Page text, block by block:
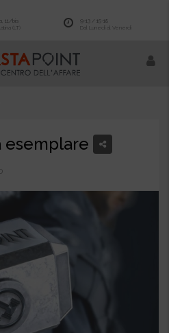
9-13 / 15-18
Dal Lunedì al Venerdì
11/bis
(LT)
esemplare